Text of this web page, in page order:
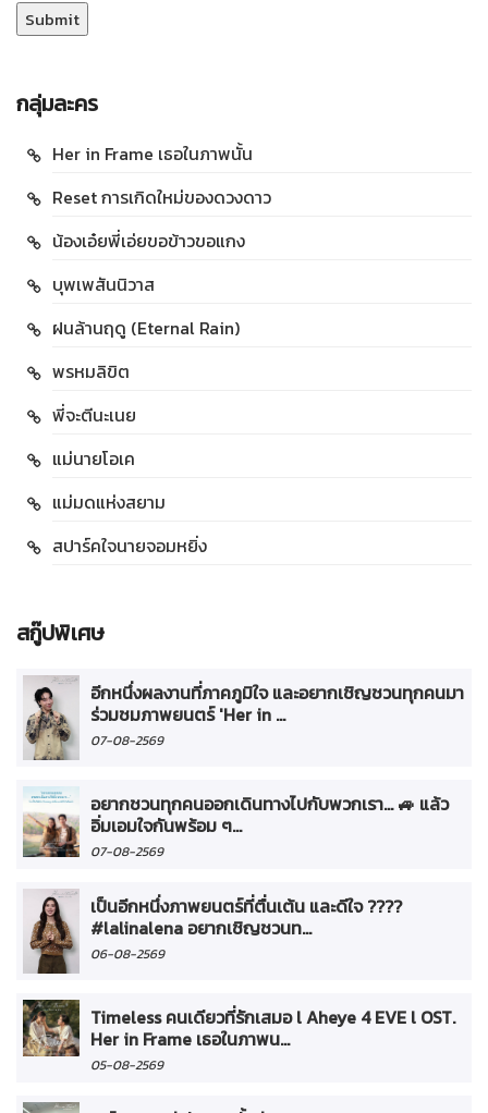
กลุ่มละคร
Her in Frame เธอในภาพนั้น
Reset การเกิดใหม่ของดวงดาว
น้องเอ๋ยพี่เอ่ยขอข้าวขอแกง
บุพเพสันนิวาส
ฝนล้านฤดู (Eternal Rain)
พรหมลิขิต
พี่จะตีนะเนย
แม่นายโอเค
แม่มดแห่งสยาม
สปาร์คใจนายจอมหยิ่ง
สกู๊ปพิเศษ
อีกหนึ่งผลงานที่ภาคภูมิใจ และอยากเชิญชวนทุกคนมา
ร่วมชมภาพยนตร์ 'Her in ...
07-08-2569
อยากชวนทุกคนออกเดินทางไปกับพวกเรา... 🚙 แล้ว
อิ่มเอมใจกันพร้อม ๆ...
07-08-2569
เป็นอีกหนึ่งภาพยนตร์ที่ตื่นเต้น และดีใจ ????
#lalinalena อยากเชิญชวนท...
06-08-2569
Timeless คนเดียวที่รักเสมอ l Aheye 4 EVE l OST.
Her in Frame เธอในภาพน...
05-08-2569